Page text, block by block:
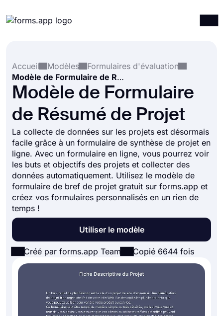
Intégrations
Modèles
Ressources
Accueil
Modèles
Formulaires d'évaluation
Modèle de Formulaire de Résumé de Projet
Modèle de Formulaire
de Résumé de Projet
La collecte de données sur les projets est désormais
facile grâce à un formulaire de synthèse de projet en
ligne. Avec un formulaire en ligne, vous pourrez voir
les buts et objectifs des projets et collecter des
données automatiquement. Utilisez le modèle de
formulaire de bref de projet gratuit sur forms.app et
créez vos formulaires personnalisés en un rien de
temps !
Utiliser le modèle
Créé par forms.app Team Copié 6644 fois